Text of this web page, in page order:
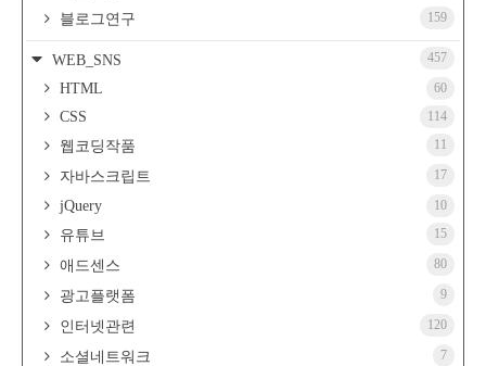
블로그연구 159
WEB_SNS 457
HTML 60
CSS 114
웹코딩작품 11
자바스크립트 17
jQuery 10
유튜브 15
애드센스 80
광고플랫폼 9
인터넷관련 120
소셜네트워크 7